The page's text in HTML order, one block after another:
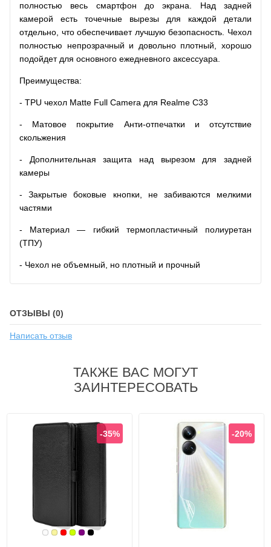
полностью весь смартфон до экрана. Над задней
камерой есть точечные вырезы для каждой детали
отдельно, что обеспечивает лучшую безопасность. Чехол
полностью непрозрачный и довольно плотный, хорошо
подойдет для основного ежедневного аксессуара.
Преимущества:
- TPU чехол Matte Full Camera для Realme C33
- Матовое покрытие Анти-отпечатки и отсутствие
скольжения
- Дополнительная защита над вырезом для задней
камеры
- Закрытые боковые кнопки, не забиваются мелкими
частями
- Материал — гибкий термопластичный полиуретан
(ТПУ)
- Чехол не объемный, но плотный и прочный
ОТЗЫВЫ (0)
Написать отзыв
ТАКЖЕ ВАС МОГУТ
ЗАИНТЕРЕСОВАТЬ
Белый
Золотой
Красный
Лайм
Фиолетовый, темный
Черный
-35% -20%